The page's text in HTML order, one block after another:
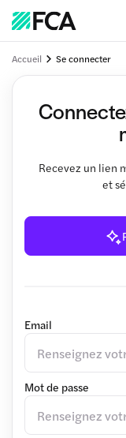
Accueil Se connecter
Recevez un lien
et
Email
Mot de passe